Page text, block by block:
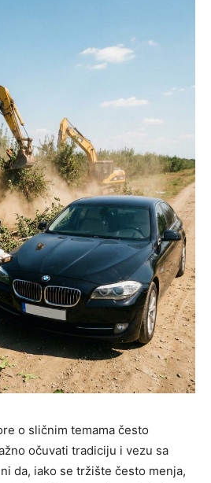
o sličnim temama često
očuvati tradiciju i vezu sa
da, iako se tržište često menja,